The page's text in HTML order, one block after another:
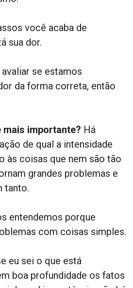
você acaba de
sua dor.
se estamos
da forma correta, então
mais importante? Há
de qual a intensidade
às coisas que nem são tão
grandes problemas e
tanto.
entendemos porque
com coisas simples.
eu sei o que está
boa profundidade os fatos